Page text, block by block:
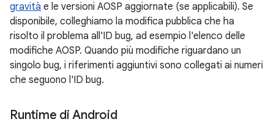
gravità e le versioni AOSP aggiornate (se applicabili). Se
disponibile, colleghiamo la modifica pubblica che ha
risolto il problema all'ID bug, ad esempio l'elenco delle
modifiche AOSP. Quando più modifiche riguardano un
singolo bug, i riferimenti aggiuntivi sono collegati ai numeri
che seguono l'ID bug.
Runtime di Android